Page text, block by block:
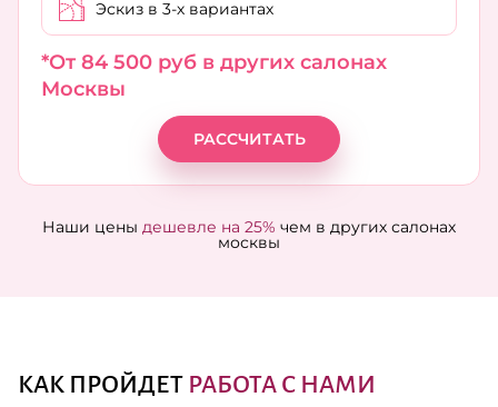
Эскиз в 3-х вариантах
*От 84 500 руб в других салонах
Москвы
РАССЧИТАТЬ
Наши цены дешевле на 25% чем в других салонах
москвы
КАК ПРОЙДЕТ РАБОТА С НАМИ